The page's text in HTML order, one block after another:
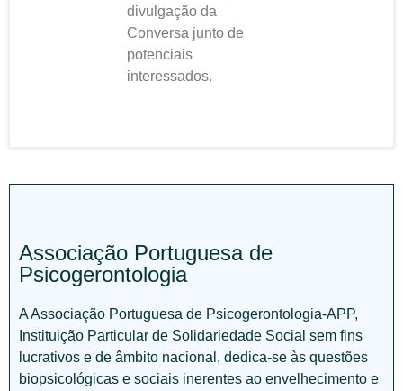
divulgação da
Conversa junto de
potenciais
interessados.
Associação Portuguesa de
Psicogerontologia
A Associação Portuguesa de Psicogerontologia-APP,
Instituição Particular de Solidariedade Social sem fins
lucrativos e de âmbito nacional, dedica-se às questões
biopsicológicas e sociais inerentes ao envelhecimento e